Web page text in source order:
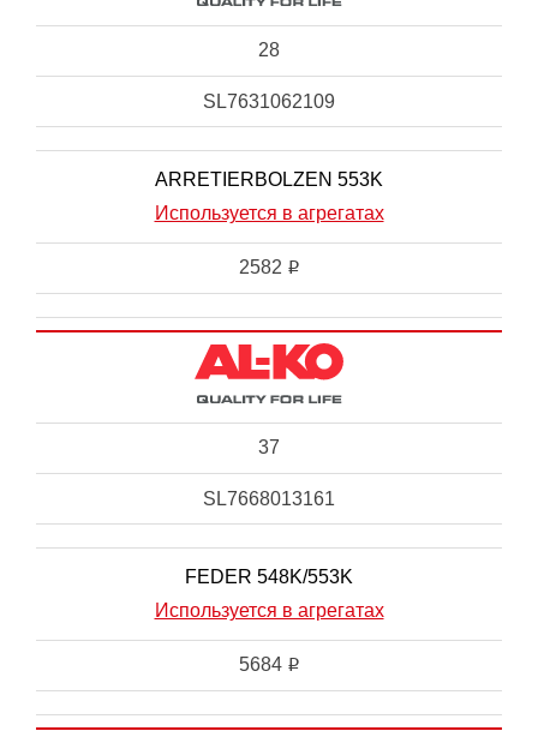
28
SL7631062109
ARRETIERBOLZEN 553K
Используется в агрегатах
2582 i
37
SL7668013161
FEDER 548K/553K
Используется в агрегатах
5684 i